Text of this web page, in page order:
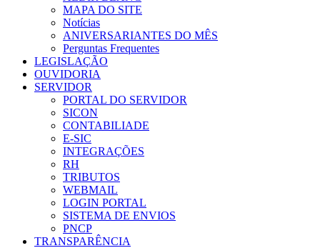
MAPA DO SITE
Notícias
ANIVERSARIANTES DO MÊS
Perguntas Frequentes
LEGISLAÇÃO
OUVIDORIA
SERVIDOR
PORTAL DO SERVIDOR
SICON
CONTABILIADE
E-SIC
INTEGRAÇÕES
RH
TRIBUTOS
WEBMAIL
LOGIN PORTAL
SISTEMA DE ENVIOS
PNCP
TRANSPARÊNCIA